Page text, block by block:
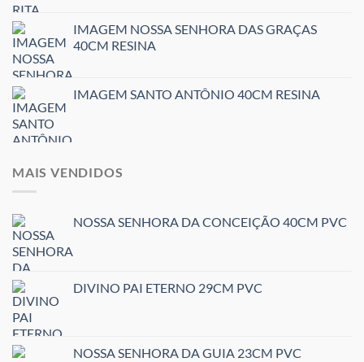
IMAGEM NOSSA SENHORA DAS GRAÇAS
40CM RESINA
IMAGEM SANTO ANTÔNIO 40CM RESINA
MAIS VENDIDOS
NOSSA SENHORA DA CONCEIÇÃO 40CM PVC
DIVINO PAI ETERNO 29CM PVC
NOSSA SENHORA DA GUIA 23CM PVC